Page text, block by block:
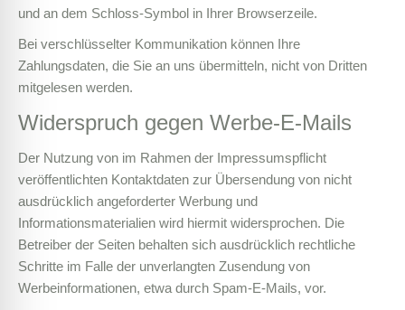
und an dem Schloss-Symbol in Ihrer Browserzeile.
Bei verschlüsselter Kommunikation können Ihre
Zahlungsdaten, die Sie an uns übermitteln, nicht von Dritten
mitgelesen werden.
Widerspruch gegen Werbe-E-Mails
Der Nutzung von im Rahmen der Impressumspflicht
veröffentlichten Kontaktdaten zur Übersendung von nicht
ausdrücklich angeforderter Werbung und
Informationsmaterialien wird hiermit widersprochen. Die
Betreiber der Seiten behalten sich ausdrücklich rechtliche
Schritte im Falle der unverlangten Zusendung von
Werbeinformationen, etwa durch Spam-E-Mails, vor.